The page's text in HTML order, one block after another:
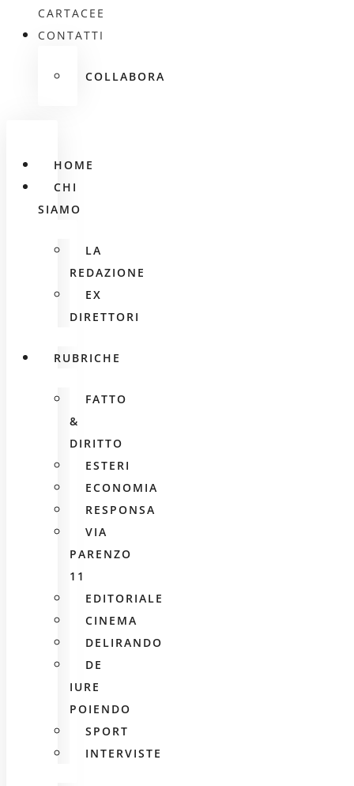
CARTACEE
CONTATTI
COLLABORA
HOME
CHI
SIAMO
LA
REDAZIONE
EX
DIRETTORI
RUBRICHE
FATTO
&
DIRITTO
ESTERI
ECONOMIA
RESPONSA
VIA
PARENZO
11
EDITORIALE
CINEMA
DELIRANDO
DE
IURE
POIENDO
SPORT
INTERVISTE